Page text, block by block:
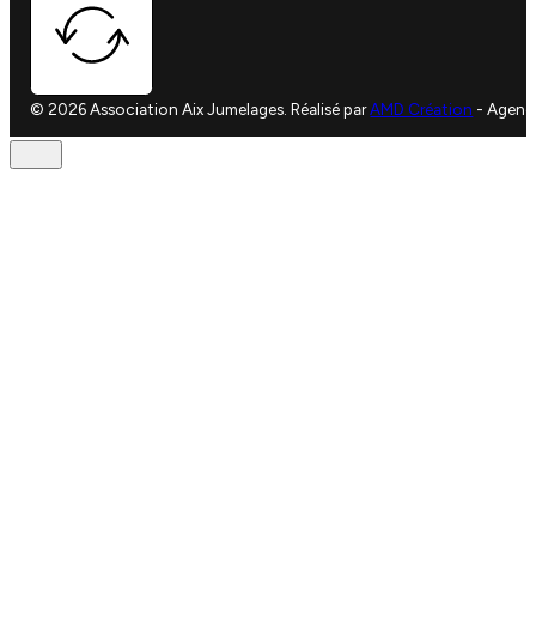
© 2026 Association Aix Jumelages. Réalisé parAMD Création -